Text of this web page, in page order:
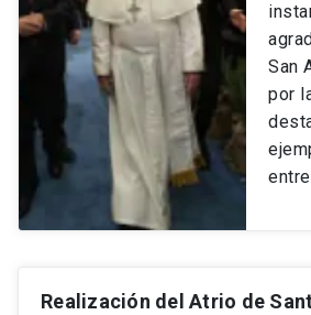
San
por
Realización del Atrio de